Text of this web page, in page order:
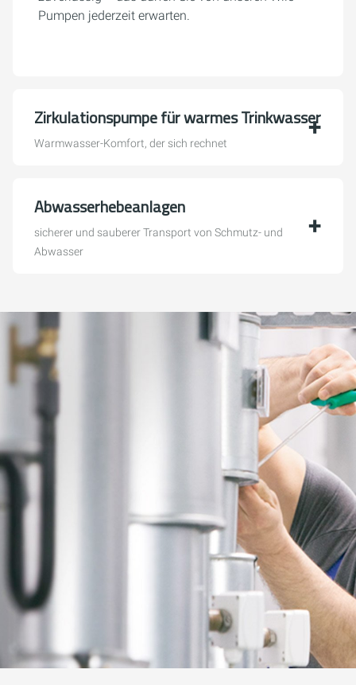
Pumpen jederzeit erwarten.
Zirkulationspumpe für warmes Trinkwasser
Warmwasser-Komfort, der sich rechnet
Abwasserhebeanlagen
sicherer und sauberer Transport von Schmutz- und
Abwasser